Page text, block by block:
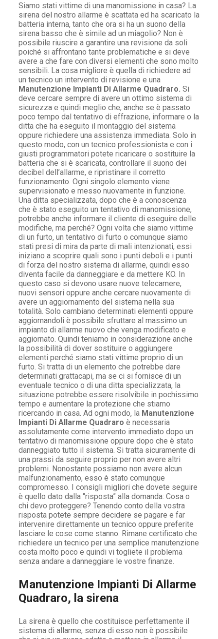
Siamo stati vittime di una manomissione in casa? La
sirena del nostro allarme è scattata ed ha scaricato la
batteria interna, tanto che ora si ha un suono della
sirena basso che è simile ad un miagolio? Non è
possibile riuscire a garantire una revisione da soli
poiché si affrontano tante problematiche e si deve
avere a che fare con diversi elementi che sono molto
sensibili. La cosa migliore è quella di richiedere ad
un tecnico un intervento di revisione e una
Manutenzione Impianti Di Allarme Quadraro. Si
deve cercare sempre di avere un ottimo sistema di
sicurezza e quindi meglio che, anche se è passato
poco tempo dal tentativo di effrazione, informare o la
ditta che ha eseguito il montaggio del sistema
oppure richiedere una assistenza immediata. Solo in
questo modo, con un tecnico professionista e con i
giusti programmatori potete ricaricare o sostituire la
batteria che si è scaricata, controllare il suono dei
decibel dell’allarme, e ripristinare il corretto
funzionamento. Ogni singolo elemento viene
supervisionato e messo nuovamente in funzione.
Una ditta specializzata, dopo che è a conoscenza
che è stato eseguito un tentativo di manomissione,
potrebbe anche informare il cliente di eseguire delle
modifiche, ma perché? Ogni volta che siamo vittime
di un furto, un tentativo di furto o comunque siamo
stati presi di mira da parte di mali intenzionati, essi
iniziano a scoprire quali sono i punti deboli e i punti
di forza del nostro sistema di allarme, quindi esso
diventa facile da danneggiare e da mettere KO. In
questo caso si devono usare nuove telecamere,
nuovi sensori oppure anche cercare nuovamente di
avere un aggiornamento del sistema nella sua
totalità. Solo cambiano determinati elementi oppure
aggiornandoli è possibile sfruttare al massimo un
impianto di allarme nuovo che venga modificato e
aggiornato. Quindi teniamo in considerazione anche
la possibilità di dover sostituire o aggiungere
elementi perché siamo stati vittime proprio di un
furto. Si tratta di un elemento che potrebbe dare
determinati grattacapi, ma se ci si fornisce di un
eventuale tecnico o di una ditta specializzata, la
situazione potrebbe essere risolvibile in pochissimo
tempo e aumentare la protezione che stiamo
ricercando in casa. Ad ogni modo, la Manutenzione
Impianti Di Allarme Quadraro è necessaria
assolutamente come intervento immediato dopo un
tentativo di manomissione oppure dopo che è stato
danneggiato tutto il sistema. Si tratta sicuramente di
una prassi da seguire proprio per non avere altri
problemi. Nonostante possiamo non avere alcun
malfunzionamento, esso è stato comunque
compromesso. I consigli migliori che dovete seguire
è quello dato dalla “risposta” alla domanda: Cosa o
chi devo proteggere? Tenendo conto della vostra
risposta potete sempre decidere se pagare e far
intervenire direttamente un tecnico oppure preferite
lasciare le cose come stanno. Rimane certificato che
richiedere un tecnico per una semplice manutenzione
costa molto poco e quindi vi togliete il problema
senza andare a danneggiare le vostre finanze.
Manutenzione Impianti Di Allarme
Quadraro, la sirena
La sirena è quello che costituisce perfettamente il
sistema di allarme, senza di esso non è possibile